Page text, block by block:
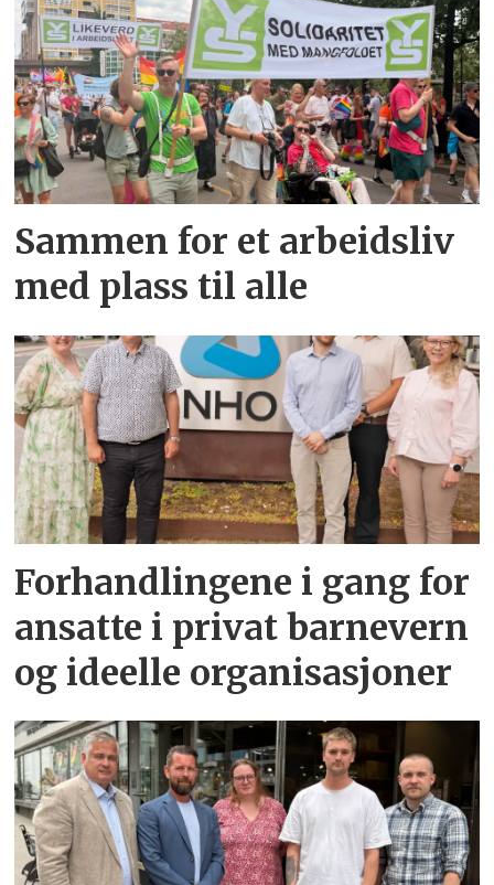
Sammen for et arbeidsliv
med plass til alle
Forhandlingene i gang for
ansatte i privat barnevern
og ideelle organisasjoner